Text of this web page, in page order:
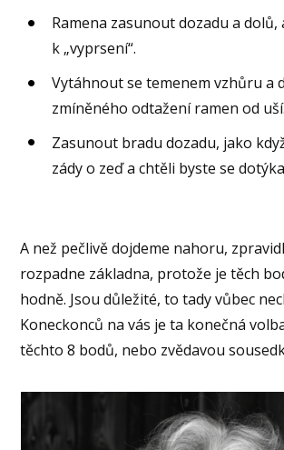
Ramena zasunout dozadu a dolů,
k „vyprsení“.
Vytáhnout se temenem vzhůru a
zmíněného odtažení ramen od uší.
Zasunout bradu dozadu, jako
zády o zeď a chtěli byste se
A než pečlivě dojdeme nahoru,
rozpadne základna, protože je těch
hodně. Jsou důležité, to tady vůbec
Koneckonců na vás je ta konečná
těchto 8 bodů, nebo zvědavou